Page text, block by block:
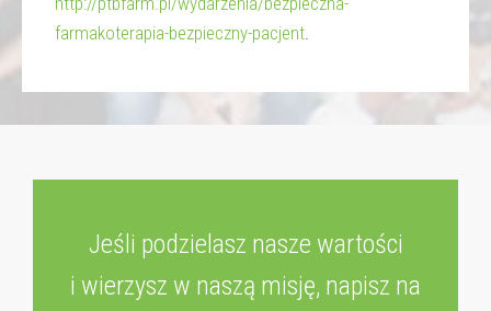
farmakoterapia-bezpieczny-pacjent.
Jeśli podzielasz nasze wartości
i wierzysz w naszą misję, napisz na